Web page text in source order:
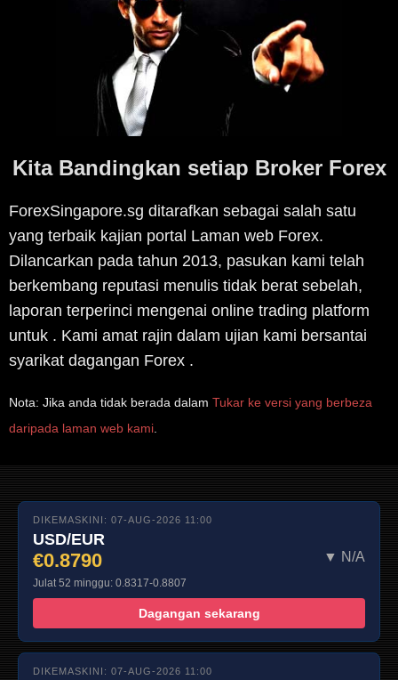
Kita Bandingkan setiap Broker Forex
ForexSingapore.sg ditarafkan sebagai salah satu
yang terbaik kajian portal Laman web Forex.
Dilancarkan pada tahun 2013, pasukan kami telah
berkembang reputasi menulis tidak berat sebelah,
laporan terperinci mengenai online trading platform
untuk . Kami amat rajin dalam ujian kami bersantai
syarikat dagangan Forex .
Nota: Jika anda tidak berada dalam Tukar ke versi yang berbeza
daripada laman web kami
DIKEMASKINI: 07-AUG-2026 11:00
USD/EUR
€0.8790 ▼ N/A
Julat 52 minggu: 0.8317-0.8807
Dagangan sekarang
DIKEMASKINI: 07-AUG-2026 11:00